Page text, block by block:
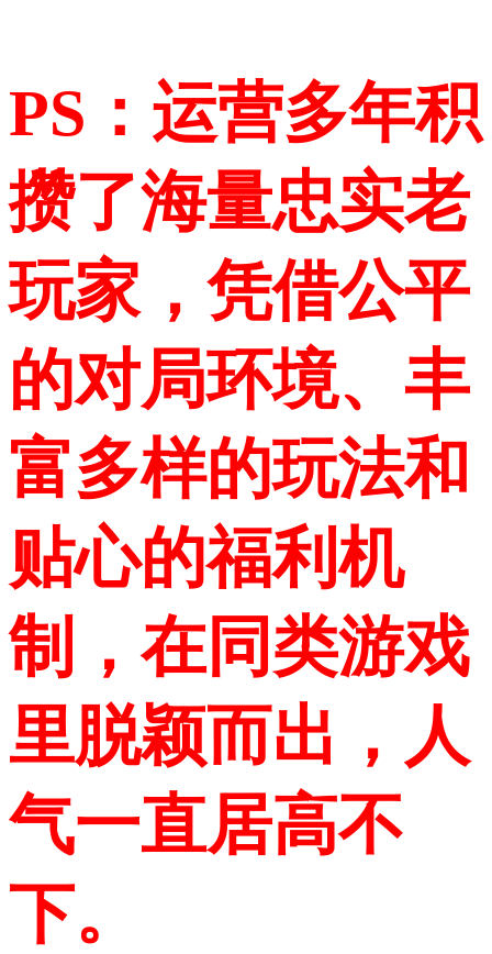
PS：运营多年积
攒了海量忠实老
玩家，凭借公平
的对局环境、丰
富多样的玩法和
贴心的福利机
制，在同类游戏
里脱颖而出，人
气一直居高不
下。